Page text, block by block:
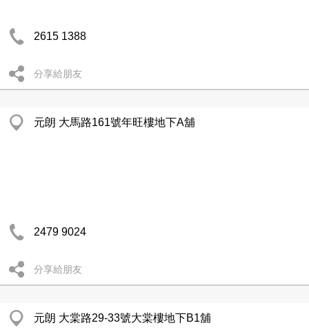
2615 1388
分享給朋友
元朗 大馬路161號年旺樓地下A舖
2479 9024
分享給朋友
元朗 大棠路29-33號大棠樓地下B1舖